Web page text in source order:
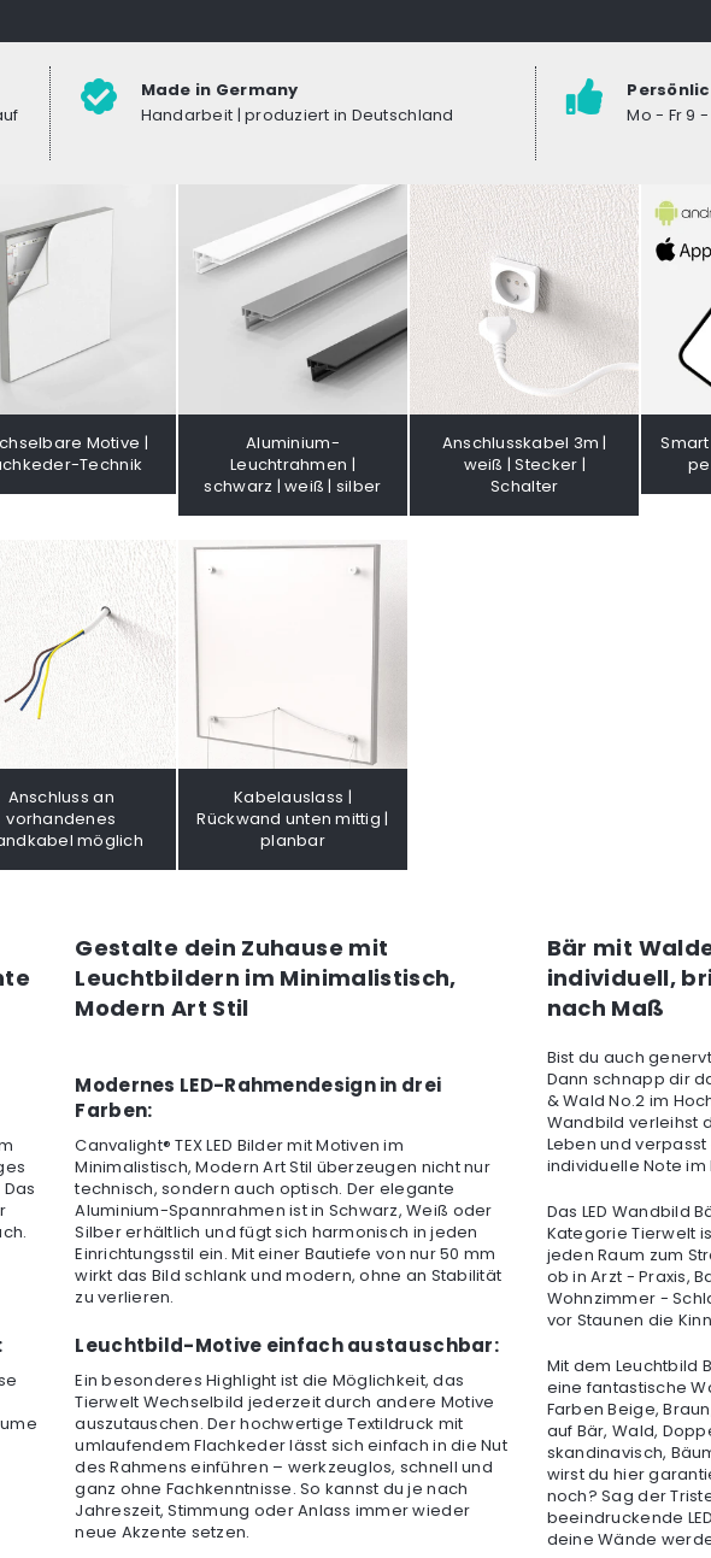
Made in Germany
Handarbeit | produziert in Deutschland
Mo - Fr 9 -
Motive |
Technik
Aluminium-
Leuchtrahmen |
schwarz | weiß | silber
Anschlusskabel 3m |
weiß | Stecker |
Schalter
Anschluss an
vorhandenes
möglich
Kabelauslass |
Rückwand unten mittig |
planbar
Gestalte dein Zuhause mit
Leuchtbildern im Minimalistisch,
Modern Art Stil
Modernes LED-Rahmendesign in drei
Farben:
Canvalight® TEX LED Bilder mit Motiven im
Minimalistisch, Modern Art Stil überzeugen nicht nur
technisch, sondern auch optisch. Der elegante
Aluminium-Spannrahmen ist in Schwarz, Weiß oder
Silber erhältlich und fügt sich harmonisch in jeden
Einrichtungsstil ein. Mit einer Bautiefe von nur 50 mm
wirkt das Bild schlank und modern, ohne an Stabilität
zu verlieren.
Leuchtbild-Motive einfach austauschbar:
Ein besonderes Highlight ist die Möglichkeit, das
Tierwelt Wechselbild jederzeit durch andere Motive
auszutauschen. Der hochwertige Textildruck mit
umlaufendem Flachkeder lässt sich einfach in die Nut
des Rahmens einführen – werkzeuglos, schnell und
ganz ohne Fachkenntnisse. So kannst du je nach
Jahreszeit, Stimmung oder Anlass immer wieder
neue Akzente setzen.
Bär mit
individuell,
nach Maß
Bist du auch
Dann schnapp dir
& Wald No.2 im
Wandbild verleihst
Leben und
individuelle Note im
Das LED Wandbild
Kategorie Tierwelt
jeden Raum zum
ob in Arzt - Praxis,
Wohnzimmer -
vor Staunen die
Mit dem Leuchtbild
eine fantastische
Farben Beige,
auf Bär, Wald,
skandinavisch,
wirst du hier
noch? Sag der
beeindruckende
deine Wände